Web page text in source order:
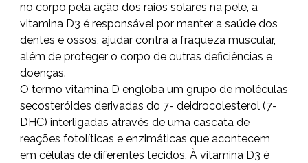
no corpo pela ação dos raios solares na pele, a
vitamina D3 é responsável por manter a saúde dos
dentes e ossos, ajudar contra a fraqueza muscular,
além de proteger o corpo de outras deficiências e
doenças.
O termo vitamina D engloba um grupo de moléculas
secosteróides derivadas do 7- deidrocolesterol (7-
DHC) interligadas através de uma cascata de
reações fotolíticas e enzimáticas que acontecem
em células de diferentes tecidos. À vitamina D3 é